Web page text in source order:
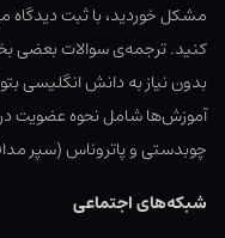
مشکل خوردید، با ثبت
کنید. ترجمه‌ی سوالات
بدون نیاز به دانش انگلیسی
آموزش‌ها شامل نحوه عضویت
چوبدستی و پاتروناس (سپر
شبکه‌های اجتماعی